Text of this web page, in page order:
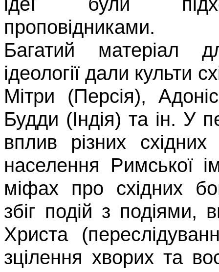
проповідниками.
Багатий матеріал
ідеології дали культи
Мітри (Персія),
Будди (Індія) та ін. У
вплив різних
населення Римської
міфах про східних
збіг подій з подіями,
Христа
зцілення хворих та